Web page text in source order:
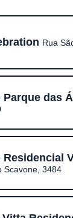
Rua
das
Scavone, 3484